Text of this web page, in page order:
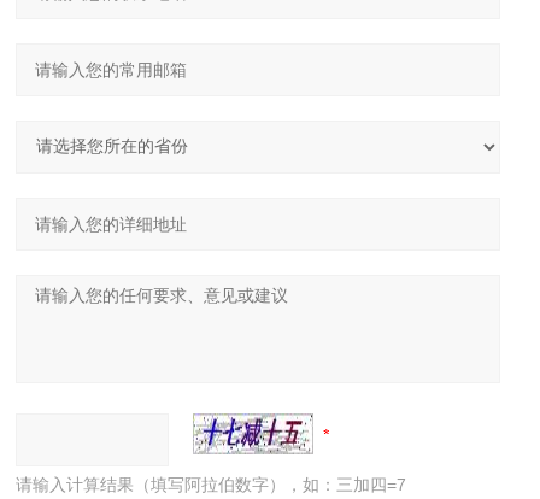
请输入计算结果（填写阿拉伯数字），如：三加四=7